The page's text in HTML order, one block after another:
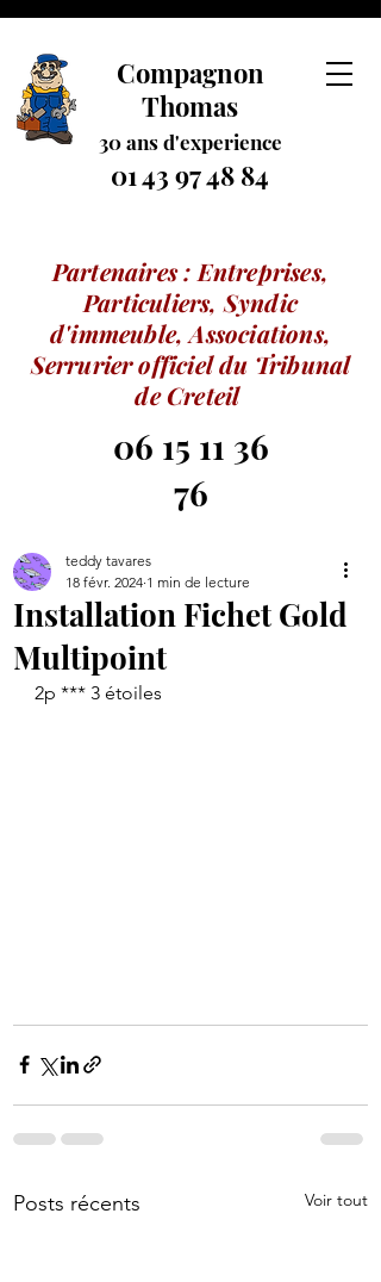
Compagnon
Thomas
30 ansd'experience
01 43 97 48 84
Partenaires : Entreprises,
Particuliers, Syndic
d'immeuble, Associations,
Serrurier officiel du Tribunal
de Creteil
06 15 11 36
76
Installation Fichet Gold
Multipoint
teddy tavares
18 févr. 2024 1 min de lecture
2p *** 3 étoiles
Posts récents Voir tout